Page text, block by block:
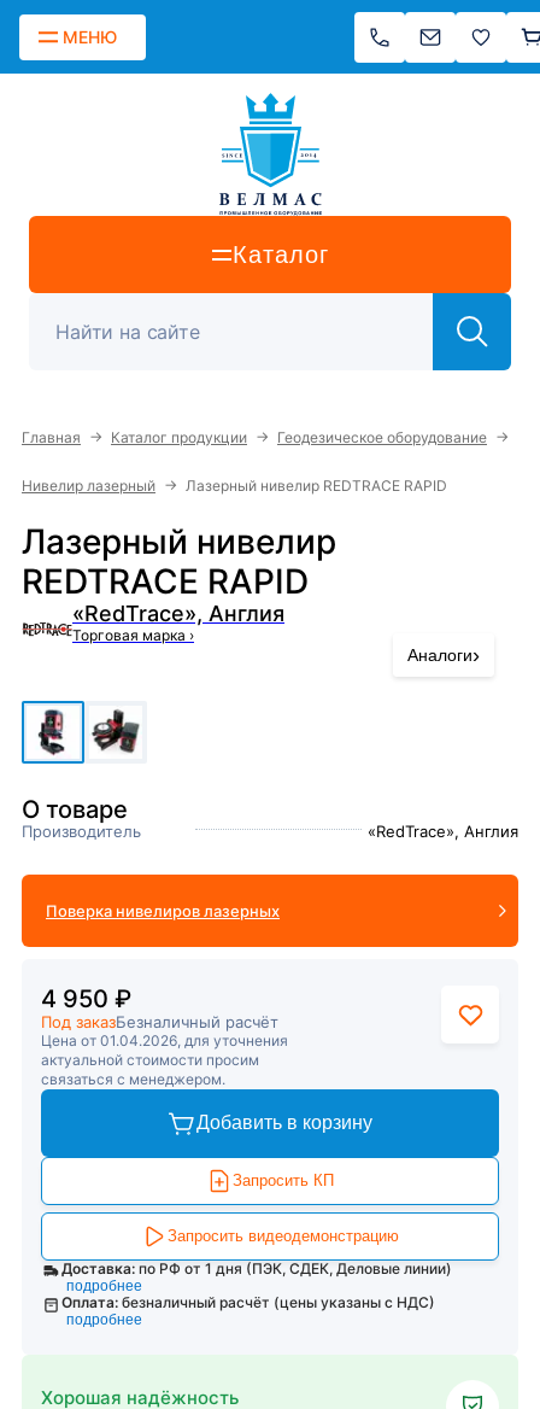
МЕНЮ
Каталог
Главная → Каталог продукции → Геодезическое оборудование →
Нивелир лазерный → Лазерный нивелир REDTRACE RAPID
Лазерный нивелир
REDTRACE RAPID
«RedTrace», Англия
Торговая марка ›
Аналоги›
О товаре
Производитель «RedTrace», Англия
Поверка нивелиров лазерных
4 950 ₽
Под заказБезналичный расчёт
Цена от 01.04.2026, для уточнения
актуальной стоимости просим
связаться с менеджером.
Добавить в корзину
Запросить КП
Запросить видеодемонстрацию
Доставка: по РФ от 1 дня (ПЭК, СДЕК, Деловые линии)
подробнее
Оплата: безналичный расчёт (цены указаны с НДС)
подробнее
Хорошая надёжность